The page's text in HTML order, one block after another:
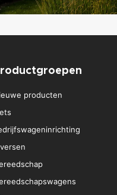
producten